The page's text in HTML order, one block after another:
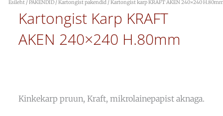
Esileht /PAKENDID /Kartongist pakendid / Kartongist karp KRAFT AKEN 240×240
Kartongist Karp KRAFT
AKEN 240×240 H.80mm
Kinkekarp pruun, Kraft, mikrolainepapist aknaga.